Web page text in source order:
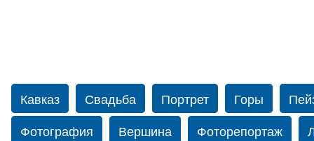
Кавказ Свадьба Портрет Горы
Фотография
Вершина Фоторепортаж